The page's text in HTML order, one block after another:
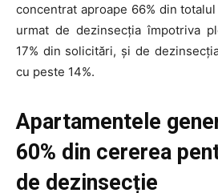
concentrat aproape 66% din
urmat de dezinsecția împotriva
17% din solicitări, și de
cu peste 14%.
Apartamentele
60% din cererea
de dezinsecție